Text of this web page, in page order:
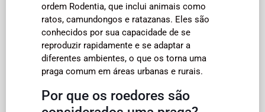
ordem Rodentia, que inclui animais como
ratos, camundongos e ratazanas. Eles são
conhecidos por sua capacidade de se
reproduzir rapidamente e se adaptar a
diferentes ambientes, o que os torna uma
praga comum em áreas urbanas e rurais.
Por que os roedores são